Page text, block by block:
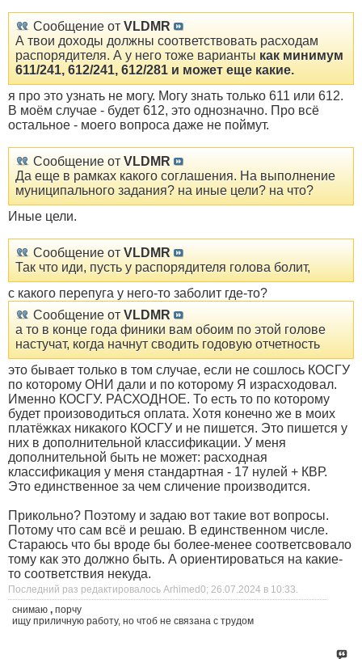
Сообщение от VLDMR
А твои доходы должны соответствовать расходам
распорядителя. А у него тоже варианты как минимум
611/241, 612/241, 612/281 и может еще какие.
я про это узнать не могу. Могу знать только 611 или 612.
В моём случае - будет 612, это однозначно. Про всё
остальное - моего вопроса даже не поймут.
Сообщение от VLDMR
Да еще в рамках какого соглашения. На выполнение
муниципального задания? на иные цели? на что?
Иные цели.
Сообщение от VLDMR
Так что иди, пусть у распорядителя голова болит,
с какого перепуга у него-то заболит где-то?
Сообщение от VLDMR
а то в конце года финики вам обоим по этой голове
настучат, когда начнут сводить годовую отчетность
это бывает только в том случае, если не сошлось КОСГУ
по которому ОНИ дали и по которому Я израсходовал.
Именно КОСГУ. РАСХОДНОЕ. То есть то по которому
будет произоводиться оплата. Хотя конечно же в моих
платёжках никакого КОСГУ и не пишется. Это пишется у
них в дополнительной классификации. У меня
дополнительной быть не может: расходная
классификация у меня стандартная - 17 нулей + КВР.
Это единственное за чем сличение производится.
Прикольно? Поэтому и задаю вот такие вот вопросы.
Потому что сам всё и решаю. В единственном числе.
Стараюсь что бы вроде бы более-менее соответсвовало
тому как это должно быть. А ориентироваться на какие-
то соответствия некуда.
Последний раз редактировалось Arhimed0; 26.07.2024 в 10:33.
снимаю , порчу
ищу приличную работу, но чтоб не связана с трудом